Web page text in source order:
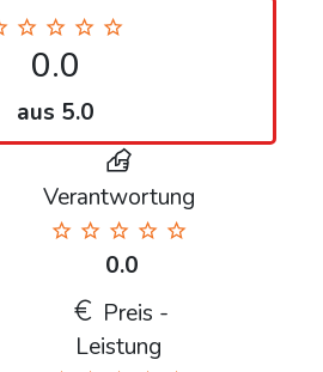
0.0
aus 5.0
Verantwortung
0.0
Preis -
Leistung